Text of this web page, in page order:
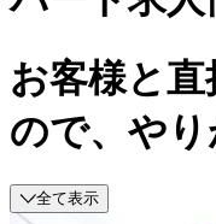
お客様と
ので、やり
全て表示